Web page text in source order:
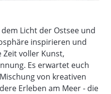
Licht der Ostsee und
inspirieren und
voller Kunst,
Es erwartet euch
von kreativen
Erleben am Meer - die